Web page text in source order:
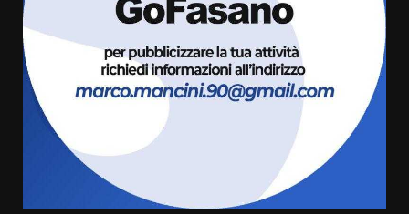
7 Agosto 2026 06:00
Fasanese ferito a colpi di arma
da fuoco
6 Agosto 2026 18:13
Serie D, l’Us Fasano non molla e
conferma di voler ricorrere per